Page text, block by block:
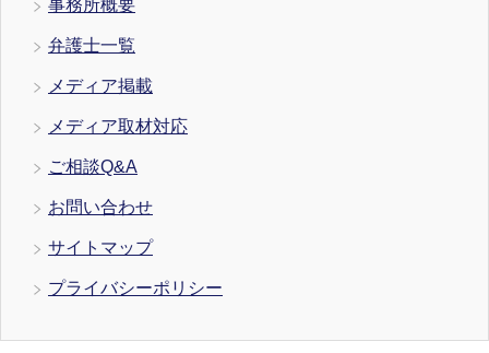
事務所概要
弁護士一覧
メディア掲載
メディア取材対応
ご相談Q&A
お問い合わせ
サイトマップ
プライバシーポリシー